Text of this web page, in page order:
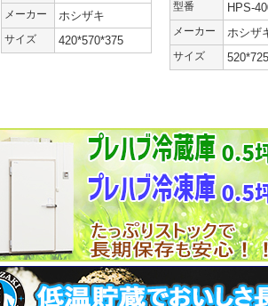
メーカー ホシザキ
サイズ 420*570*375
型番 HPS-
メーカー ホシザ
サイズ